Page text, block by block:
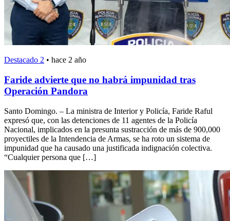
Destacado 2 • hace 2 año
Faride advierte que no habrá impunidad tras
Operación Pandora
Santo Domingo. – La ministra de Interior y Policía, Faride Raful
expresó que, con las detenciones de 11 agentes de la Policía
Nacional, implicados en la presunta sustracción de más de 900,000
proyectiles de la Intendencia de Armas, se ha roto un sistema de
impunidad que ha causado una justificada indignación colectiva.
“Cualquier persona que […]